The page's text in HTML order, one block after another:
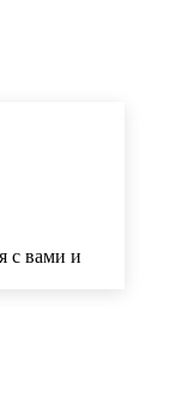
с вами и